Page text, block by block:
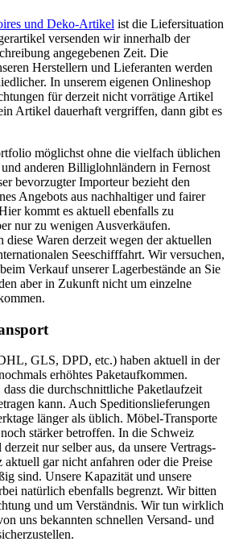
und Deko-Artikel ist die Liefersituation
versenden wir innerhalb der
angegebenen Zeit. Die
Herstellern und Lieferanten werden
In unserem eigenen Onlineshop
für derzeit nicht vorrätige Artikel
Artikel dauerhaft vergriffen, dann gibt es
möglichst ohne die vielfach üblichen
anderen Billiglohnländern in Fernost
bevorzugter Importeur bezieht den
Angebots aus nachhaltiger und fairer
kommt es aktuell ebenfalls zu
nur zu wenigen Ausverkäufen.
diese Waren derzeit wegen der aktuellen
Seeschifffahrt. Wir versuchen,
beim Verkauf unserer Lagerbestände an Sie
aber in Zukunft nicht um einzelne
GLS, DPD, etc.) haben aktuell in der
erhöhtes Paketaufkommen.
die durchschnittliche Paketlaufzeit
kann. Auch Speditionslieferungen
länger als üblich. Möbel-Transporte
stärker betroffen. In die Schweiz
nur selber aus, da unsere Vertrags-
gar nicht anfahren oder die Preise
sind. Unsere Kapazität und unsere
natürlich ebenfalls begrenzt. Wir bitten
und um Verständnis. Wir tun wirklich
uns bekannten schnellen Versand- und